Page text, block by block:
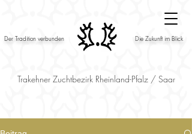
Der Tradition verbunden Die Zukunft im Blick
Trakehner Zuchtbezirk Rheinland-Pfalz / Saar